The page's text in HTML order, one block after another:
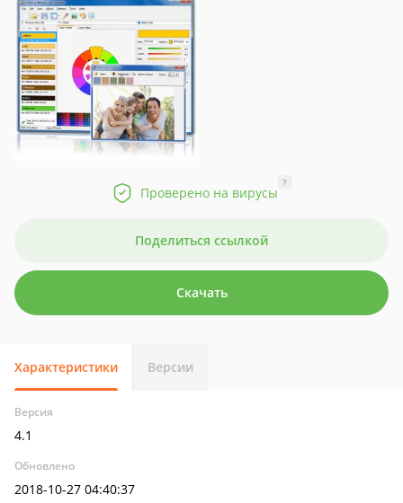
Проверено на вирусы
?
Поделиться ссылкой
Скачать
Характеристики Версии
Версия
4.1
Обновлено
2018-10-27 04:40:37